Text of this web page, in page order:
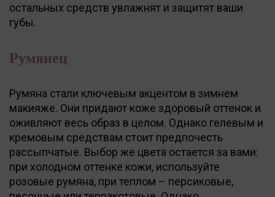
остальных средств увлажнят и защитят ваши
губы.
Румянец
Румяна стали ключевым акцентом в зимнем
макияже. Они придают коже здоровый оттенок и
оживляют весь образ в целом. Однако гелевым и
кремовым средствам стоит предпочесть
рассыпчатые. Выбор же цвета остается за вами:
при холодном оттенке кожи, используйте
розовые румяна, при теплом – персиковые,